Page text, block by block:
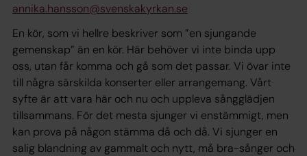
annika.hansson@svenskakyrkan.se
En kör, som vi hellre beskriver som ”en sjungande
gemenskap” än en kör. Här behöver vi inte binda upp
oss, utan får komma och gå som det passar. Vi övar inte
till några särskilda konserter eller arrangemang. Vårt
syfte är att vara här och nu och uppleva sångglädjen
tillsammans. För det mesta sjunger vi enstämmigt, men
kan prova på någon stämma då och då. Vi sjunger en
salig blandning av gammalt och nytt, må bra-sånger och